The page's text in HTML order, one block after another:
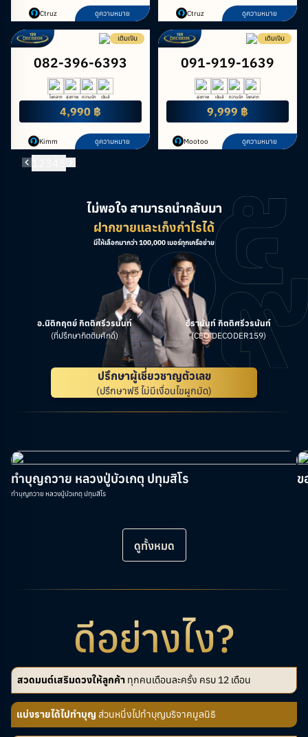
Ctruz ดูความหมาย Ctruz ดูความหมาย
เติมเงิน
082-396-6393
โชคลาภ สุขภาพ ความรัก เซ้นส์
4,990 ฿
Kimm ดูความหมาย
เติมเงิน
091-919-1639
สุขภาพ เซ้นส์ ความรัก โชคลาภ
9,999 ฿
Mootoo ดูความหมาย
ไม่พอใจ สามารถนำกลับมา
ฝากขายและเก็งกำไรได้
มีให้เลือกมากว่า 100,000 เบอร์ทุกเครือข่าย
ธีรานันท์ กิตติศรีวรนันท์
(CEO DECODER159)
อ.นิติกฤตย์ กิตติศรีวรนันท์
(ที่ปรึกษากิตติมศักดิ์)
ปรึกษาผู้เชี่ยวชาญตัวเลข
(ปรึกษาฟรี ไม่มีเงื่อนไขผูกมัด)
ทำบุญถวาย หลวงปู่บัวเกตุ ปทุมสิโร
ทำบุญถวาย หลวงปู่บัวเกตุ ปทุมสิโร
ข
ดูทั้งหมด
ดีอย่างไง?
สวดมนต์เสริมดวงให้ลูกค้า ทุกคนเดือนละครั้ง ครบ 12 เดือน
แบ่งรายได้ไปทำบุญ ส่วนหนึ่งไปทำบุญบริจาคมูลนิธิ